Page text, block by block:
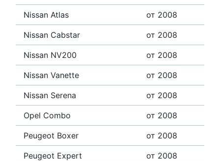
Nissan Atlas от 2008
Nissan Cabstar от 2008
Nissan NV200 от 2008
Nissan Vanette от 2008
Nissan Serena от 2008
Opel Combo от 2008
Peugeot Boxer от 2008
Peugeot Expert от 2008